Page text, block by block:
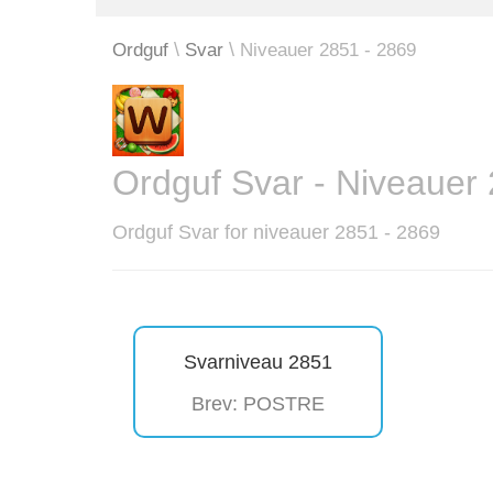
Ordguf Svar Niveauer 2851 - 2869
Ordguf Svar - Niveauer
Ordguf Svar for niveauer 2851 - 2869
Svarniveau 2851
Brev: POSTRE